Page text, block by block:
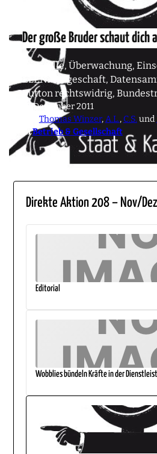
Der große Bruder schaut dich
Kontrolle, Überwachung,
ELENA abgeschaft,
Button rechtswidrig,
17. Dezember 2011
Thomas Winzer,A.L., C.S.und
inBetrieb & Gesellschaft
Direkte Aktion 208 – Nov/
Editorial
Wobblies bündeln Kräfte in der